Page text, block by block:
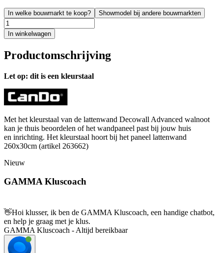
In welke bouwmarkt te koop? Showmodel bij andere bouwmarkten
In winkelwagen
Productomschrijving
Let op: dit is een kleurstaal
Met het kleurstaal van de lattenwand Decowall Advanced walnoot
kan je thuis beoordelen of het wandpaneel past bij jouw huis
en inrichting. Het kleurstaal hoort bij het paneel lattenwand
260x30cm (artikel 263662)
Nieuw
GAMMA Kluscoach
👋Hoi klusser, ik ben de GAMMA Kluscoach, een handige chatbot,
en help je graag met je klus.
GAMMA Kluscoach - Altijd bereikbaar